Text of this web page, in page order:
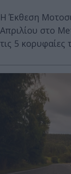
Η Έκθεση
Απριλίου στο
τις 5 κορυφαίες